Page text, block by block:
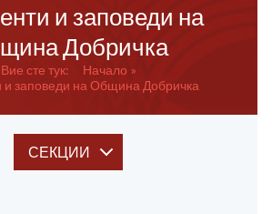
и заповеди на
Добричка
Вие сте тук:
Начало
и заповеди на Община Добричка
СЕКЦИИ